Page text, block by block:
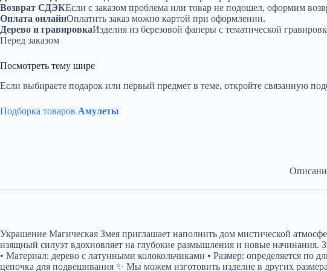
Возврат СДЭКЕсли с заказом проблема или товар не подошел, оформим
Оплата онлайнОплатить заказ можно картой при оформлении.
Дерево и гравировкаИзделия из березовой фанеры с тематической
Перед заказом
Посмотреть тему шире
Если выбираете подарок или первый предмет в теме, откройте связанную
Подборка товаров Амулеты
Украшение Магическая Змея приглашает наполнить дом мистической
изящный силуэт вдохновляет на глубокие размышления и новые начинания.
• Материал: дерево с латунными колокольчиками • Размер: определяется по
цепочка для подвешивания ✨ Мы можем изготовить изделие в других